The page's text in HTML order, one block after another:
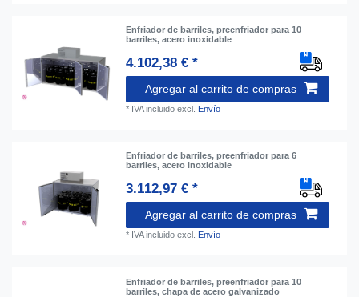
Enfriador de barriles, preenfriador para 10
barriles, acero inoxidable
4.102,38 € *
Agregar al carrito de compras
* IVA incluido excl. Envío
Enfriador de barriles, preenfriador para 6
barriles, acero inoxidable
3.112,97 € *
Agregar al carrito de compras
* IVA incluido excl. Envío
Enfriador de barriles, preenfriador para 10
barriles, chapa de acero galvanizado